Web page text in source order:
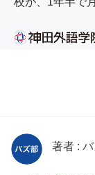
著者 :